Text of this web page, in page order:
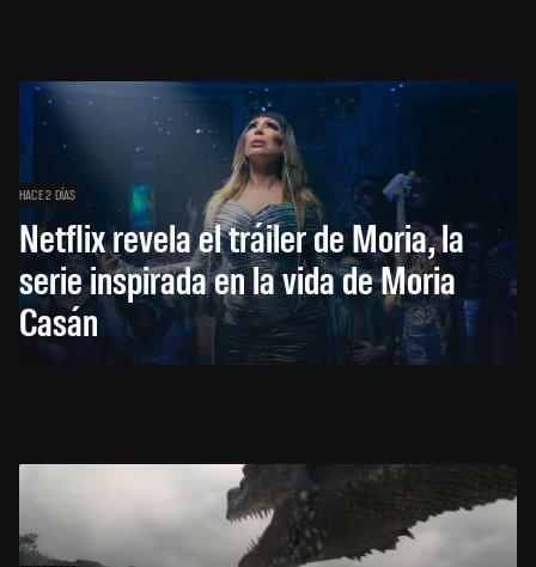
HACE 2 DÍAS
Netflix revela el tráiler de Moria, la
serie inspirada en la vida de Moria
Casán